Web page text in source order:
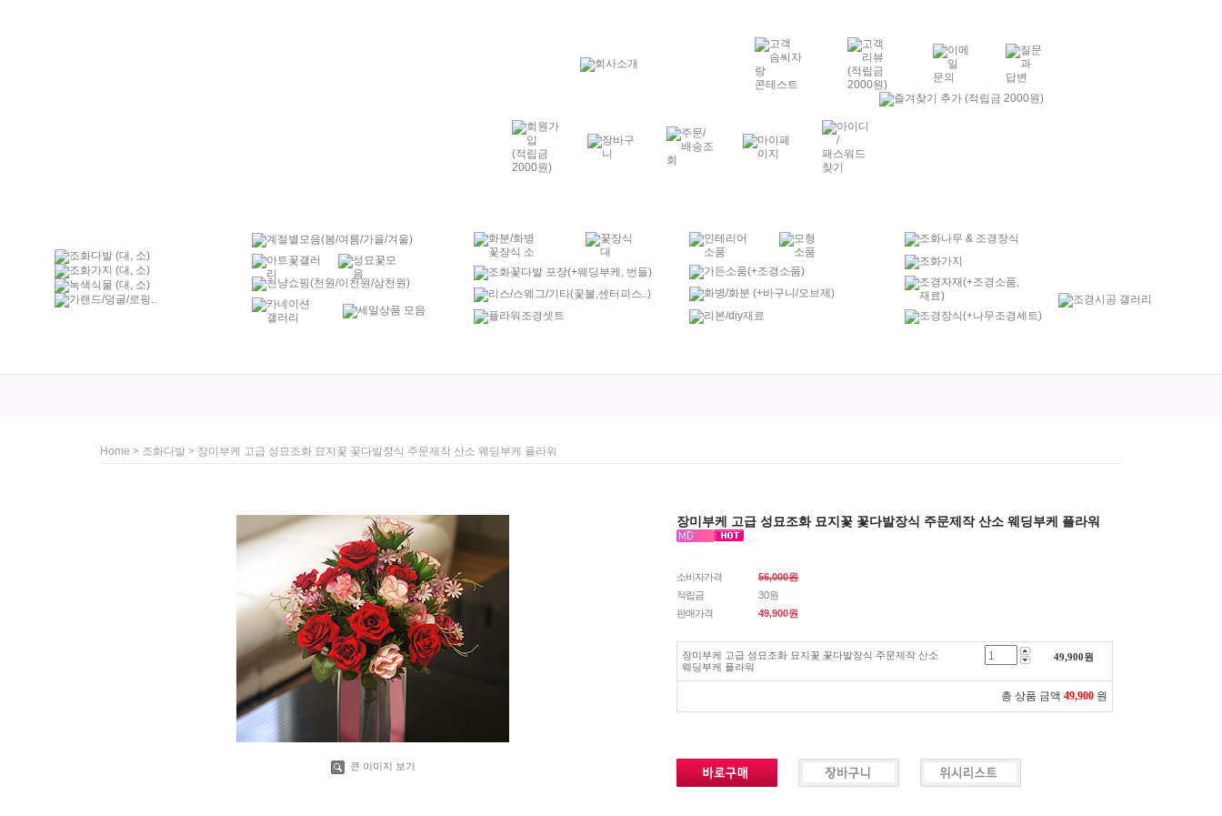
Home > 조화다발 > 장미부케 고급 성묘조화 묘지꽃 꽃다발장식 주문제작 산소 웨딩부케 플라워
큰 이미지 보기
장미부케 고급 성묘조화 묘지꽃 꽃다발장식 주문제작 산소 웨딩부케 플라워
소비자가격
56,000원
적립금
30원
판매가격
49,900원
장미부케 고급 성묘조화 묘지꽃 꽃다발장식 주문제작 산소
웨딩부케 플라워
49,900원
총 상품 금액 49,900 원